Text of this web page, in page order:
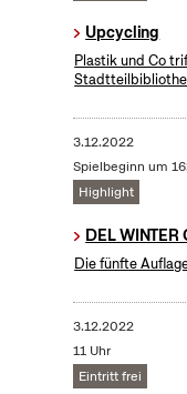
Upcycling
Plastik und Co
3.12.2022
Spielbeginn um
Highlight
DEL
Die fünfte
3.12.2022
11 Uhr
Eintritt frei